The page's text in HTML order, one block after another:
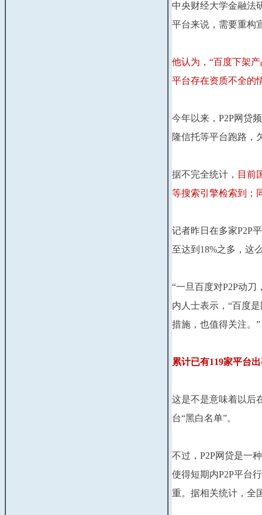
中央财经大学金融法
平台来说，需要重构
他认为，“百度下架
平台存在资质不全的
今年以来，P2P网贷
隆信托等平台跑路，
据不完全统计， 目前
等搜索引擎检索到；
记者昨日在多家P2P
至达到18%之多，这
“一旦百度对P2P动
内人士表示，“百度
措施，也值得关注。”
累计已有119家平台
这是不是意味着以后
台“黑白名单”。
不过，P2P网贷是一
使得短期内P2P平台
重。据相关统计，全